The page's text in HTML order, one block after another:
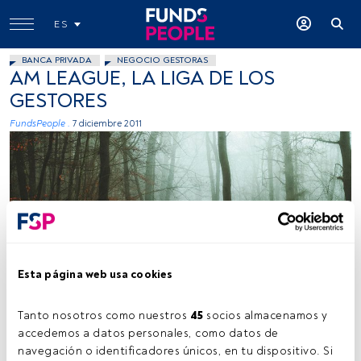
Esta página web usa cookies
Tanto nosotros como nuestros 45 socios almacenamos y
accedemos a datos personales, como datos de
navegación o identificadores únicos, en tu dispositivo. Si
ES
BANCA PRIVADA NEGOCIO GESTORAS
AM LEAGUE, LA LIGA DE LOS
GESTORES
FundsPeople . 7 diciembre 2011
Tiempo lectura: 2 min.